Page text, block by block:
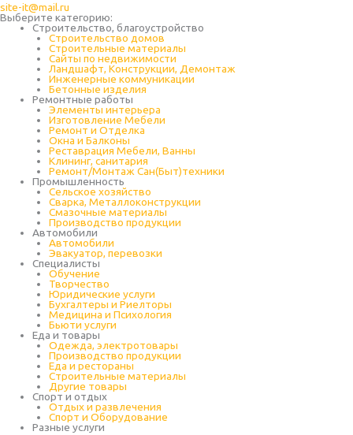
site-it@mail.ru
Выберите категорию:
Строительство, благоустройство
Строительство домов
Строительные материалы
Сайты по недвижимости
Ландшафт, Конструкции, Демонтаж
Инженерные коммуникации
Бетонные изделия
Ремонтные работы
Элементы интерьера
Изготовление Мебели
Ремонт и Отделка
Окна и Балконы
Реставрация Мебели, Ванны
Клининг, санитария
Ремонт/Монтаж Сан(Быт)техники
Промышленность
Cельское хозяйство
Сварка, Металлоконструкции
Cмазочные материалы
Производство продукции
Автомобили
Автомобили
Эвакуатор, перевозки
Специалисты
Обучение
Творчество
Юридические услуги
Бухгалтеры и Риелторы
Медицина и Психология
Бьюти услуги
Еда и товары
Одежда, электротовары
Производство продукции
Еда и рестораны
Строительные материалы
Другие товары
Спорт и отдых
Отдых и развлечения
Спорт и Оборудование
Разные услуги